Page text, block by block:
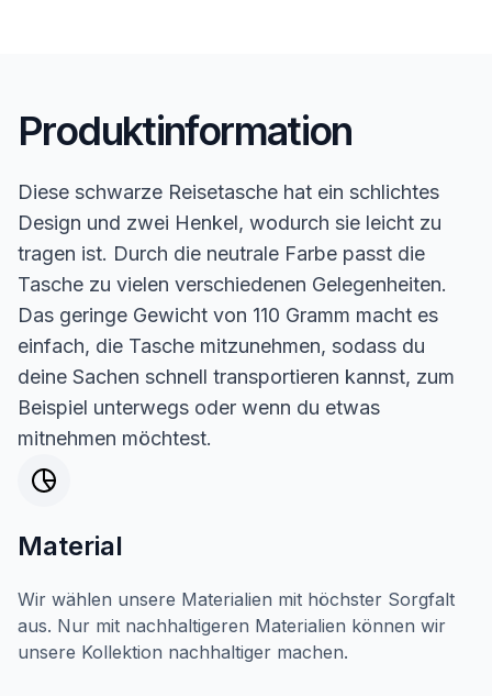
Produktinformation
Diese schwarze Reisetasche hat ein schlichtes
Design und zwei Henkel, wodurch sie leicht zu
tragen ist. Durch die neutrale Farbe passt die
Tasche zu vielen verschiedenen Gelegenheiten.
Das geringe Gewicht von 110 Gramm macht es
einfach, die Tasche mitzunehmen, sodass du
deine Sachen schnell transportieren kannst, zum
Beispiel unterwegs oder wenn du etwas
mitnehmen möchtest.
Material
Wir wählen unsere Materialien mit höchster Sorgfalt
aus. Nur mit nachhaltigeren Materialien können wir
unsere Kollektion nachhaltiger machen.